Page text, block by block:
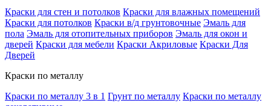
Краски для стен и потолков Краски для влажных помещений
Краски для потолков Краски в/д грунтовочные Эмаль для
пола Эмаль для отопительных приборов Эмаль для окон и
дверей Краски для мебели Краски Акриловые Краски Для
Дверей
Краски по металлу
Краски по металлу 3 в 1 Грунт по металлу Краски по металлу